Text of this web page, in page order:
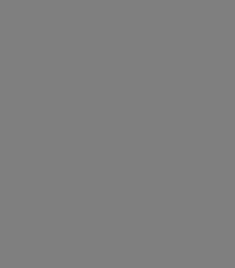
호텔), 중구 - 서울특별시
울특별시